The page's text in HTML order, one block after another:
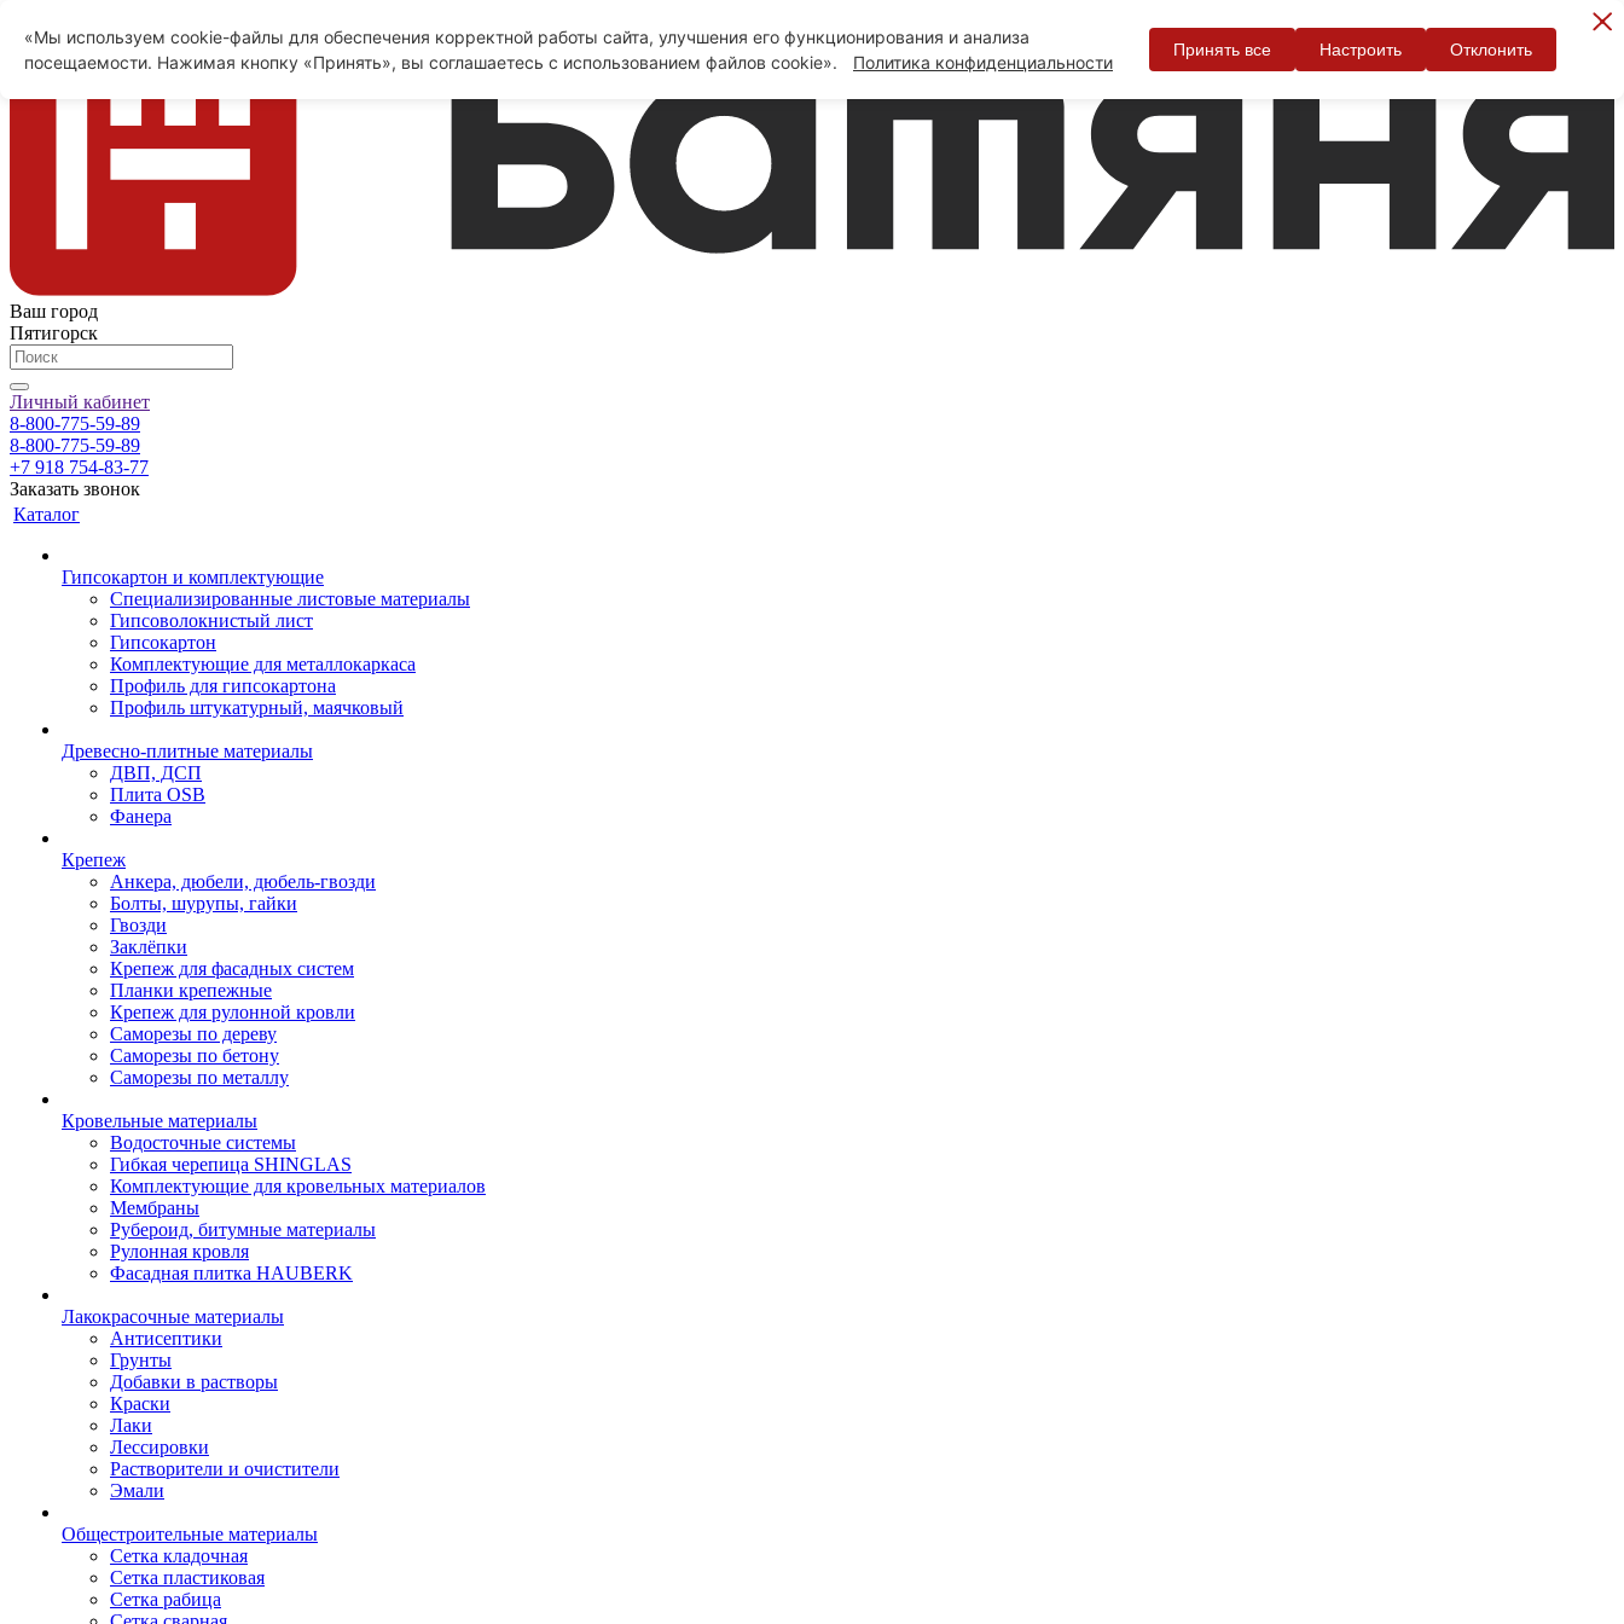
Ваш город
Пятигорск
Личный кабинет
8-800-775-59-89
8-800-775-59-89
+7 918 754-83-77
Заказать звонок
Каталог
Гипсокартон и комплектующие
Специализированные листовые материалы
Гипсоволокнистый лист
Гипсокартон
Комплектующие для металлокаркаса
Профиль для гипсокартона
Профиль штукатурный, маячковый
Древесно-плитные материалы
ДВП, ДСП
Плита OSB
Фанера
Крепеж
Анкера, дюбели, дюбель-гвозди
Болты, шурупы, гайки
Гвозди
Заклёпки
Крепеж для фасадных систем
Планки крепежные
Крепеж для рулонной кровли
Саморезы по дереву
Саморезы по бетону
Саморезы по металлу
Кровельные материалы
Водосточные системы
Гибкая черепица SHINGLAS
Комплектующие для кровельных материалов
Мембраны
Рубероид, битумные материалы
Рулонная кровля
Фасадная плитка HAUBERK
Лакокрасочные материалы
Антисептики
Грунты
Добавки в растворы
Краски
Лаки
Лессировки
Растворители и очистители
Эмали
Общестроительные материалы
Сетка кладочная
Сетка пластиковая
Сетка рабица
«Мы используем cookie-файлы для обеспечения корректной работы сайта, улучшения его функционирования и анализа
посещаемости. Нажимая кнопку «Принять», вы соглашаетесь с использованием файлов cookie».
Политика конфиденциальности
Принять все Настроить Отклонить